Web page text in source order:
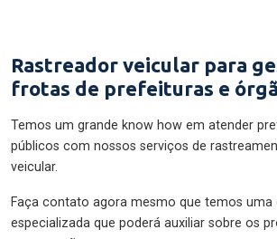
Rastreador veicular para
frotas de prefeituras e
Temos um grande know how em atender
públicos com nossos serviços de
veicular.
Faça contato agora mesmo que temos uma
especializada que poderá auxiliar sobre os